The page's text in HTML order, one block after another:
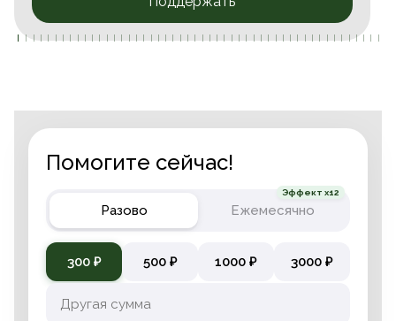
Помогите сейчас!
Разово Ежемесячно
Эффект x12
300 ₽ 500 ₽ 1000 ₽ 3000 ₽